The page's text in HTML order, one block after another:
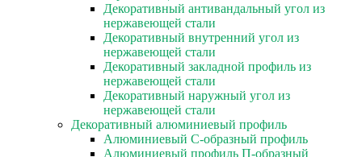
Декоративный антивандальный угол из
нержавеющей стали
Декоративный внутренний угол из
нержавеющей стали
Декоративный закладной профиль из
нержавеющей стали
Декоративный наружный угол из
нержавеющей стали
Декоративный алюминиевый профиль
Алюминиевый С-образный профиль
Алюминиевый профиль П-образный